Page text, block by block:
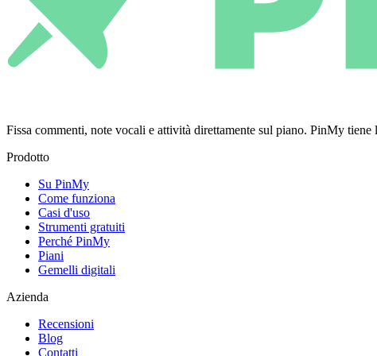
Fissa commenti, note vocali e attività direttamente sul piano. PinMy
Prodotto
Su PinMy
Come funziona
Casi d'uso
Strumenti gratuiti
Perché PinMy
Piani
Gemelli digitali
Azienda
Recensioni
Blog
Contatti